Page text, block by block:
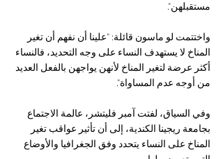
مستقبلهن".
واختتمت لو ماسون قائلة: "علينا أن نفهم أن تغير
المناخ لا يستهدف النساء على وجه التحديد، فالنساء
أكثر عرضة لتغير المناخ لأنهن يواجهن بالفعل العديد
من أوجه عدم المساواة".
وفي السياق، لفتت آمبر فليتشر، عالمة الاجتماع
بجامعة ريجينا الكندية، إلى أن تأثير عواقب تغير
المناخ على النساء يتحدد وفق الجغرافيا والأوضاع